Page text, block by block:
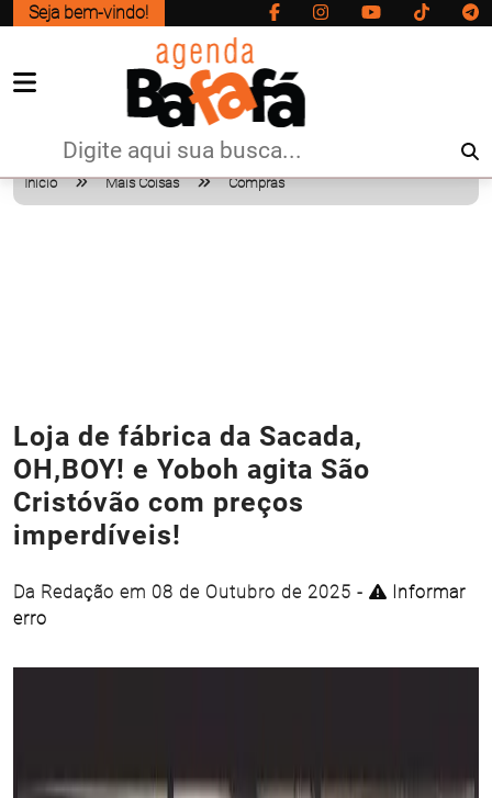
Seja bem-vindo!
Início Mais Coisas Compras
Loja de fábrica da Sacada,
OH,BOY! e Yoboh agita São
Cristóvão com preços
imperdíveis!
Da Redação em 08 de Outubro de 2025 -
Informar
erro